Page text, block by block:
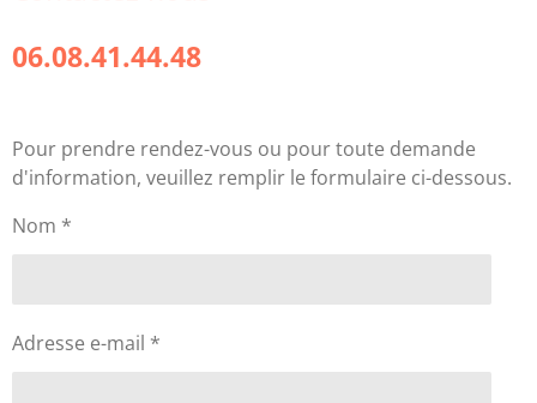
06.08.41.44.48
Pour prendre rendez-vous ou pour toute demande
d'information, veuillez remplir le formulaire ci-dessous.
Nom *
Adresse e-mail *